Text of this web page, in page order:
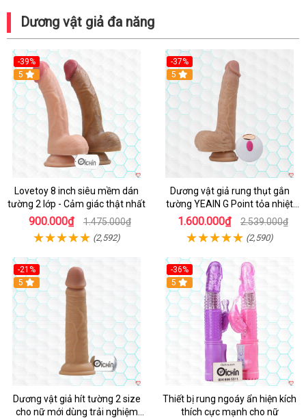
Dương vật giả đa năng
-39%
Hot
5
Lovetoy 8 inch siêu mềm dán
tường 2 lớp - Cảm giác thật nhất
900.000₫ 1.475.000₫
(2,592)
-37%
5
Dương vật giả rung thụt gắn
tường YEAIN G Point tỏa nhiệt
điều khiển từ xa
1.600.000₫ 2.539.000₫
(2,590)
-21%
Hot
5
Dương vật giả hít tường 2 size
cho nữ mới dùng trải nghiệm
-36%
Hot
5
Thiết bị rung ngoáy ẩn hiện kích
thích cực mạnh cho nữ